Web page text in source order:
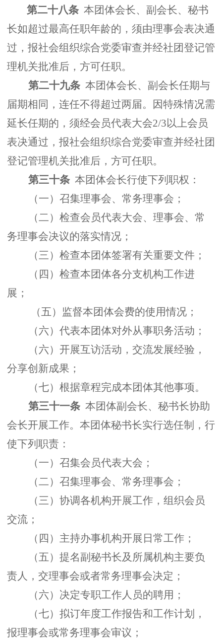
第二十八条 本团体会长、副会长、秘书
长如超过最高任职年龄的，须由理事会表决通
过，报社会组织综合党委审查并经社团登记管
理机关批准后，方可任职。
第二十九条 本团体会长、副会长任期与
届期相同，连任不得超过两届。因特殊情况需
延长任期的，须经会员代表大会2/3以上会员
表决通过，报社会组织综合党委审查并经社团
登记管理机关批准后，方可任职。
第三十条 本团体会长行使下列职权：
（一）召集理事会、常务理事会；
（二）检查会员代表大会、理事会、常
务理事会决议的落实情况；
（三）检查本团体签署有关重要文件；
（四）检查本团体各分支机构工作进
展；
（五）监督本团体会费的使用情况；
（六）代表本团体对外从事职务活动；
（六）开展互访活动，交流发展经验，
分享创新成果；
（七）根据章程完成本团体其他事项。
第三十一条 本团体副会长、秘书长协助
会长开展工作。本团体秘书长实行选任制，行
使下列职责：
（一）召集会员代表大会；
（二）召集理事会、常务理事会；
（三）协调各机构开展工作，组织会员
交流；
（四）主持办事机构开展日常工作；
（五）提名副秘书长及所属机构主要负
责人，交理事会或者常务理事会决定；
（六）决定专职工作人员的聘用；
（七）拟订年度工作报告和工作计划，
报理事会或常务理事会审议；